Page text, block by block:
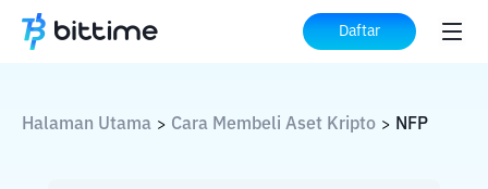
Daftar
Halaman Utama > Cara Membeli Aset Kripto > NFP